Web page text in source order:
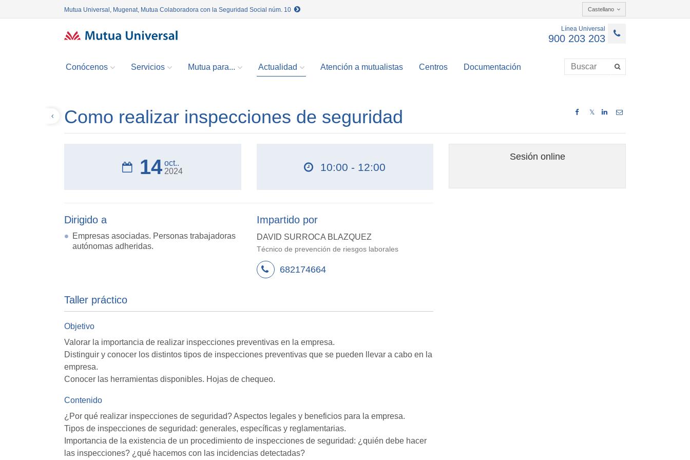
Mutua Universal, Mugenat, Mutua Colaboradora con la Seguridad Social núm. 10 Castellano
Línea Universal
900 203 203
Conócenos Servicios Mutua para... Actualidad Atención a mutualistas Centros Documentación
𝕏
Como realizar inspecciones de seguridad
14 oct..
2024
10:00 - 12:00
Dirigido a
Empresas asociadas. Personas trabajadoras
autónomas adheridas.
Impartido por
DAVID SURROCA BLAZQUEZ
Técnico de prevención de riesgos laborales
682174664
Taller práctico
Objetivo
Valorar la importancia de realizar inspecciones preventivas en la empresa.
Distinguir y conocer los distintos tipos de inspecciones preventivas que se pueden llevar a cabo en la
empresa.
Conocer las herramientas disponibles. Hojas de chequeo.
Contenido
¿Por qué realizar inspecciones de seguridad? Aspectos legales y beneficios para la empresa.
Tipos de inspecciones de seguridad: generales, específicas y reglamentarias.
Importancia de la existencia de un procedimiento de inspecciones de seguridad: ¿quién debe hacer
las inspecciones? ¿qué hacemos con las incidencias detectadas?
Sesión online